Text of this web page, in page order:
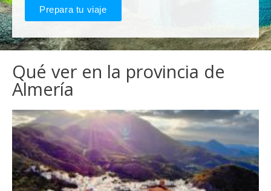
Prepara tu viaje
Qué ver en la provincia de
Almería